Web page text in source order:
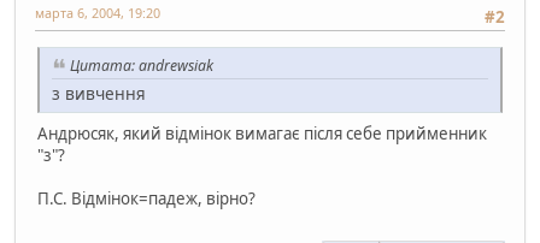
#2
марта 6, 2004, 19:20
Цитата: andrewsiak
з вивчення
Андрюсяк, який відмінок вимагає після себе прийменник
"з"?
П.С. Відмінок=падеж, вірно?